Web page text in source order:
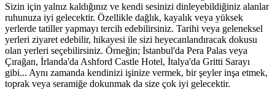
Sizin için yalnız kaldığınız ve kendi sesinizi dinleyebildiğiniz alanlar
ruhunuza iyi gelecektir. Özellikle dağlık, kayalık veya yüksek
yerlerde tatiller yapmayı tercih edebilirsiniz. Tarihi veya geleneksel
yerleri ziyaret edebilir, hikayesi ile sizi heyecanlandıracak dokusu
olan yerleri seçebilirsiniz. Örneğin; İstanbul'da Pera Palas veya
Çırağan, İrlanda'da Ashford Castle Hotel, İtalya'da Gritti Sarayı
gibi... Aynı zamanda kendinizi işinize vermek, bir şeyler inşa etmek,
toprak veya seramiğe dokunmak da size çok iyi gelecektir.